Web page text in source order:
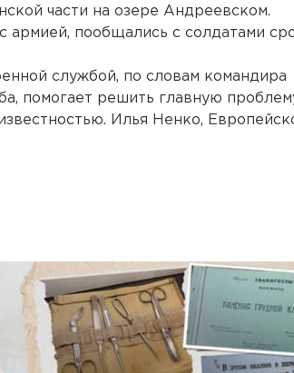
части на озере Андреевском.
армией, пообщались с солдатами
службой, по словам командира
помогает решить главную
Илья Ненко,